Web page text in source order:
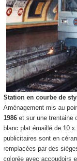
Station en courbe de
Aménagement mis au
1986 et sur une trentaine
blanc plat émaillé de 10
publicitaires sont en
remplacées par des
colorée avec accoudoirs